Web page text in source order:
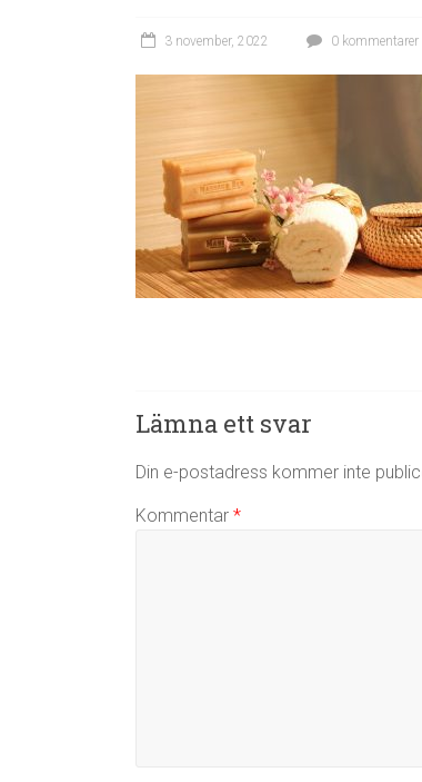
3 november, 2022 0 kommentarer
Lämna ett svar
Din e-postadress kommer inte
Kommentar *